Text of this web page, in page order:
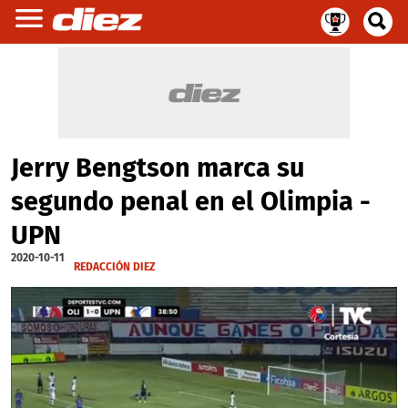
Jerry Bengtson marca su
segundo penal en el Olimpia -
UPN
2020-10-11
REDACCIÓN DIEZ